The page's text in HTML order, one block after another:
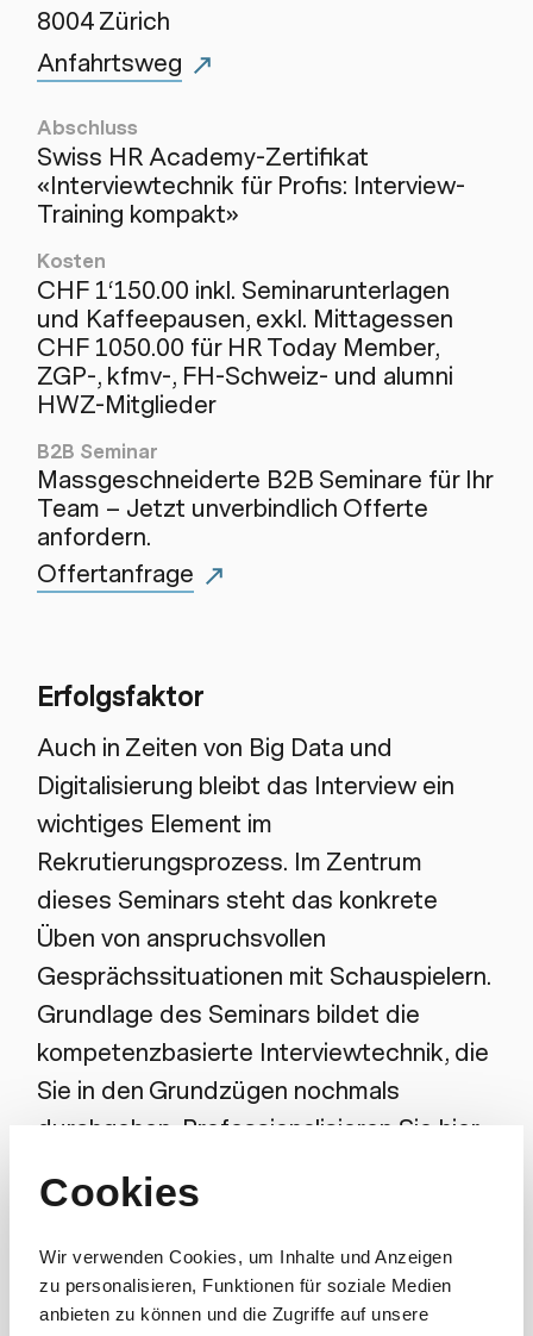
Cookies
Wir verwenden Cookies, um Inhalte und Anzeigen
zu personalisieren, Funktionen für soziale Medien
anbieten zu können und die Zugriffe auf unsere
8004 Zürich
Anfahrtsweg
Abschluss
Swiss HR Academy-Zertifikat
«Interviewtechnik für Profis: Interview-
Training kompakt»
Kosten
CHF 1‘150.00 inkl. Seminarunterlagen
und Kaffeepausen, exkl. Mittagessen
CHF 1050.00 für HR Today Member,
ZGP-, kfmv-, FH-Schweiz- und alumni
HWZ-Mitglieder
B2B Seminar
Massgeschneiderte B2B Seminare für Ihr
Team – Jetzt unverbindlich Offerte
anfordern.
Offertanfrage
Erfolgsfaktor
Auch in Zeiten von Big Data und
Digitalisierung bleibt das Interview ein
wichtiges Element im
Rekrutierungsprozess. Im Zentrum
dieses Seminars steht das konkrete
Üben von anspruchsvollen
Gesprächssituationen mit Schauspielern.
Grundlage des Seminars bildet die
kompetenzbasierte Interviewtechnik, die
Sie in den Grundzügen nochmals
durchgehen. Professionalisieren Sie hier
Erfahrungen und Kenntnisse in der
anspruchsvollen Gesprächsführung.
Schlüsselinhalte